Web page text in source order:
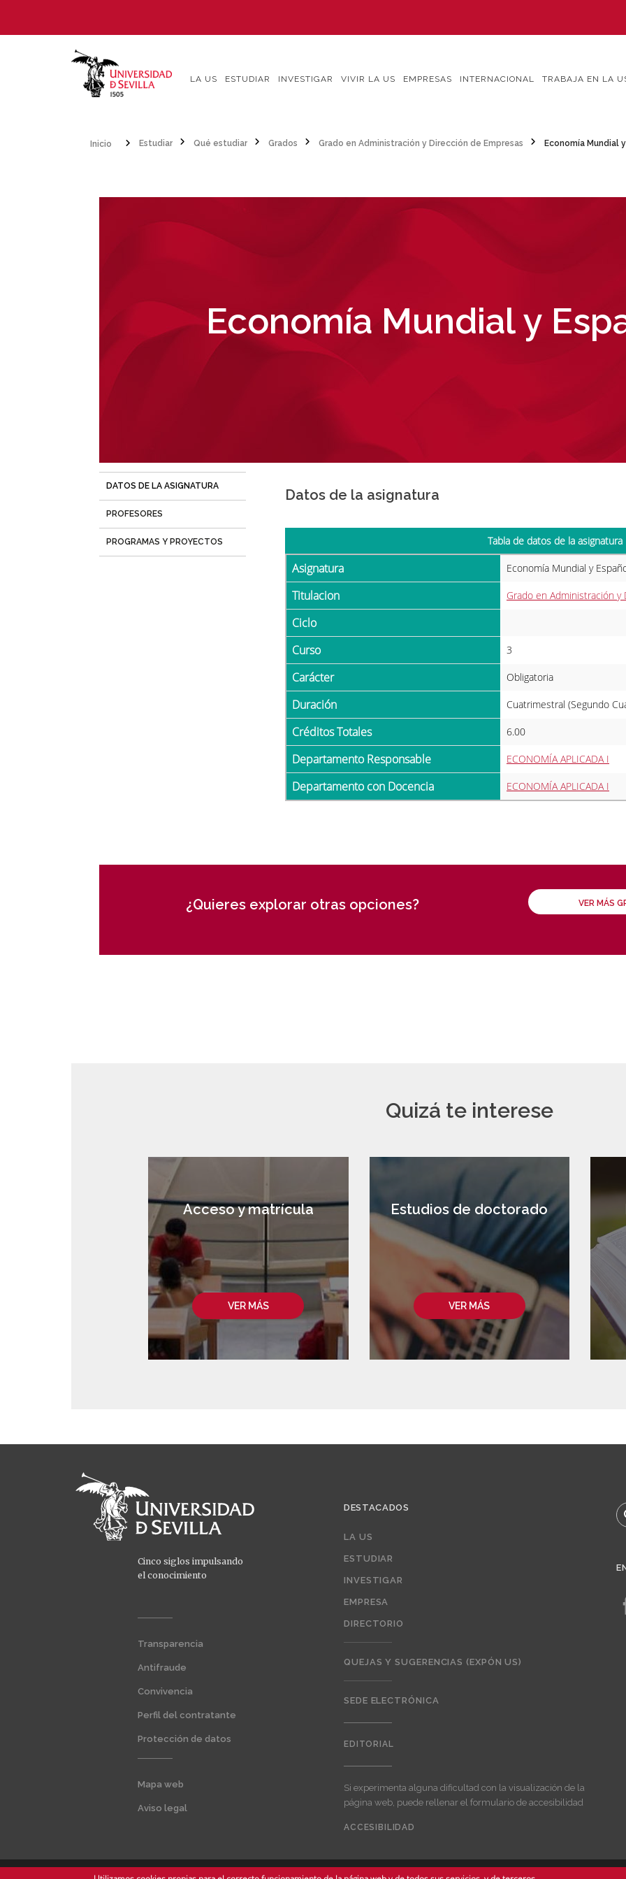
contenido
LA US ESTUDIAR INVESTIGAR VIVIR LA US EMPRESAS INTERNACIONAL TRABAJA EN LA
navegación
Estudiar
Qué estudiar Grados Grado en Administración y Dirección de Empresas Economía Mundial
Economía Mundial y
DATOS DE LA ASIGNATURA
activa)
PROFESORES
PROGRAMAS Y PROYECTOS
Datos de la asignatura
Tabla de datos de la asignatura
Asignatura Economía Mundial y
Titulacion Grado en Administración
Ciclo
Curso
3
Carácter Obligatoria
Duración Cuatrimestral (Segundo
Créditos Totales 6.00
Departamento Responsable ECONOMÍA APLICADA I
Departamento con Docencia ECONOMÍA APLICADA I
¿Quieres explorar otras opciones? VER MÁS
Quizá te interese
VER MÁS
Acceso y matrícula
VER MÁS
Estudios de doctorado
Cinco siglos impulsando
el conocimiento
Transparencia
Antifraude
Convivencia
Perfil del contratante
Protección de datos
Mapa web
Aviso legal
DESTACADOS
LA US
ESTUDIAR
INVESTIGAR
EMPRESA
DIRECTORIO
QUEJAS Y SUGERENCIAS (EXPÓN US)
SEDE ELECTRÓNICA
EDITORIAL
Si experimenta alguna dificultad con la visualización de la
página web, puede rellenar el formulario de accesibilidad
menu
ACCESIBILIDAD